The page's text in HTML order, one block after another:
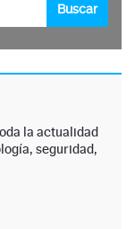
la actualidad
seguridad,